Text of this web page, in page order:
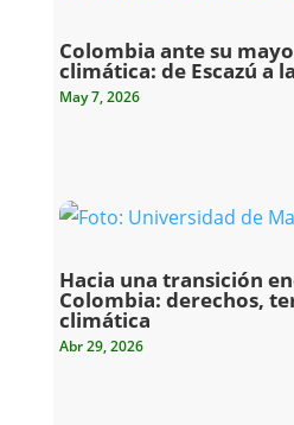
Colombia ante su
climática: de Escazú a
May 7, 2026
Hacia una transición
Colombia: derechos,
climática
Abr 29, 2026